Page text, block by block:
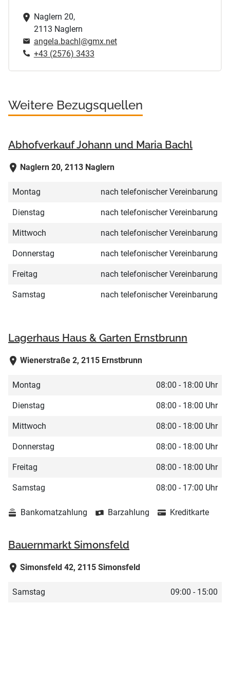
Naglern 20,
2113 Naglern
angela.bachl@gmx.net
+43 (2576) 3433
Weitere Bezugsquellen
Abhofverkauf Johann und Maria Bachl
Naglern 20, 2113 Naglern
Montag nach telefonischer Vereinbarung
Dienstag nach telefonischer Vereinbarung
Mittwoch nach telefonischer Vereinbarung
Donnerstag nach telefonischer Vereinbarung
Freitag nach telefonischer Vereinbarung
Samstag nach telefonischer Vereinbarung
Lagerhaus Haus & Garten Ernstbrunn
Wienerstraße 2, 2115 Ernstbrunn
Montag 08:00 - 18:00 Uhr
Dienstag 08:00 - 18:00 Uhr
Mittwoch 08:00 - 18:00 Uhr
Donnerstag 08:00 - 18:00 Uhr
Freitag 08:00 - 18:00 Uhr
Samstag 08:00 - 17:00 Uhr
Bankomatzahlung Barzahlung Kreditkarte
Bauernmarkt Simonsfeld
Simonsfeld 42, 2115 Simonsfeld
Samstag 09:00 - 15:00